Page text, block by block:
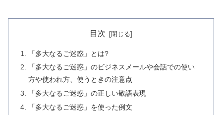
目次
「多大なるご迷惑」とは?
「多大なるご迷惑」のビジネスメールや会話での使い
方や使われ方、使うときの注意点
「多大なるご迷惑」の正しい敬語表現
「多大なるご迷惑」を使った例文